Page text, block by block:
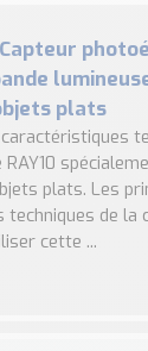
Capteur
plats
plats. Les
de la
cette ...